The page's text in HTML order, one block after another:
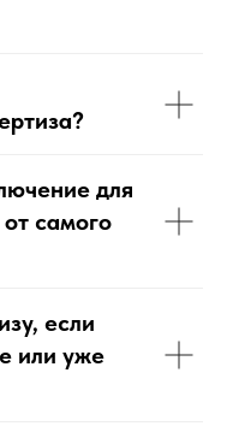
для
самого
если
или уже